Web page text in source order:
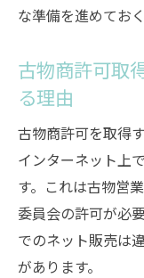
な準備を進めてお
古物商許可取
る理由
古物商許可を取得
インターネット上
す。これは古物営
委員会の許可が必
でのネット販売は
があります。